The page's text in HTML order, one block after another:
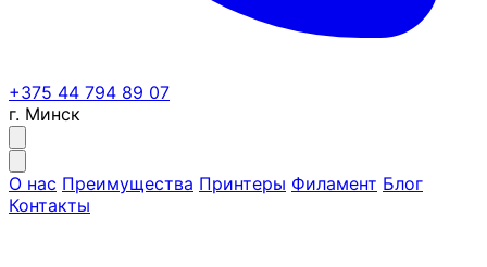
+375 44 794 89 07
г. Минск
О нас Преимущества Принтеры Филамент Блог
Контакты